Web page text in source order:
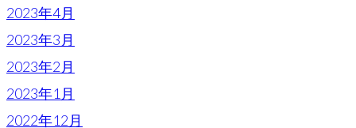
2023年4月
2023年3月
2023年2月
2023年1月
2022年12月